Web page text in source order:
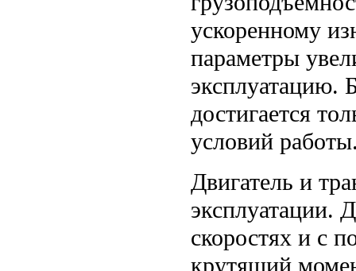
ускоренному
параметры
эксплуатацию.
достигается
условий
Двигатель и
эксплуатации.
скоростях и с
крутящий